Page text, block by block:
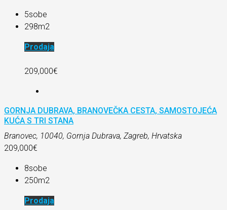
5sobe
298m2
Prodaja
209,000€
GORNJA DUBRAVA, BRANOVEČKA CESTA, SAMOSTOJEĆA
KUĆA S TRI STANA
Branovec, 10040, Gornja Dubrava, Zagreb, Hrvatska
209,000€
8sobe
250m2
Prodaja